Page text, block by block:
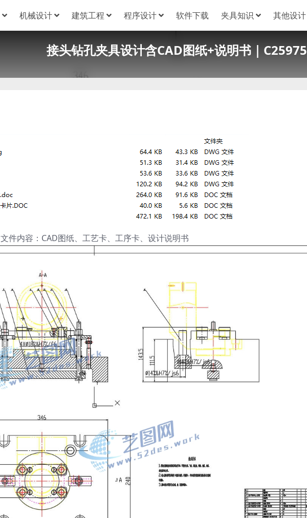
机械设计 建筑工程 程序设计 软件下载 夹具知识 其他设计
接头钻孔夹具设计含CAD图纸+说明书｜C25975
文件内容：CAD图纸、工艺卡、工序卡、设计说明书